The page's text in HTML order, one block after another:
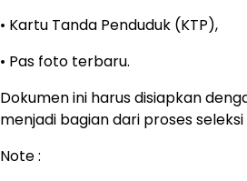
• Kartu Tanda Penduduk (KTP),
• Pas foto terbaru.
Dokumen ini harus disiapkan
menjadi bagian dari proses
Note :